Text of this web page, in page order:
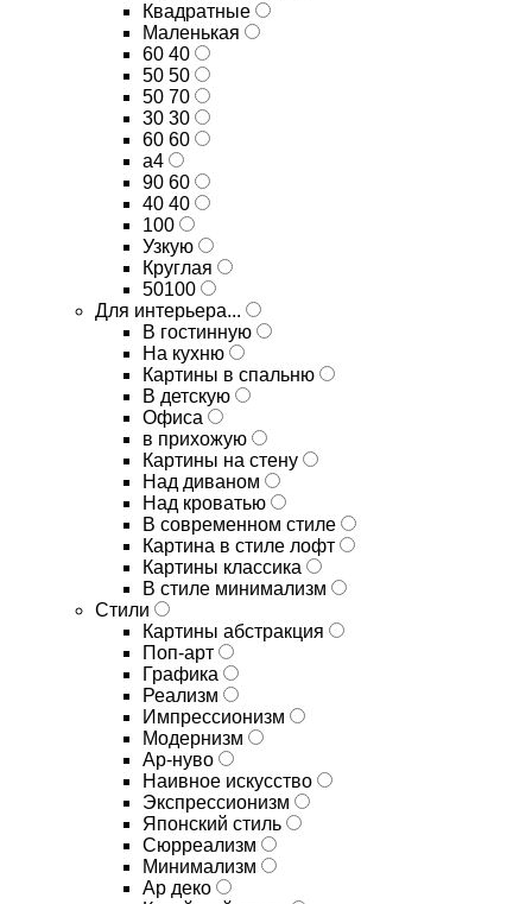
Квадратные
Маленькая
60 40
50 50
50 70
30 30
60 60
а4
90 60
40 40
100
Узкую
Круглая
50100
Для интерьера...
В гостинную
На кухню
Картины в спальню
В детскую
Офиса
в прихожую
Картины на стену
Над диваном
Над кроватью
В современном стиле
Картина в стиле лофт
Картины классика
В стиле минимализм
Стили
Картины абстракция
Поп-арт
Графика
Реализм
Импрессионизм
Модернизм
Ар-нуво
Наивное искусство
Экспрессионизм
Японский стиль
Сюрреализм
Минимализм
Ар деко